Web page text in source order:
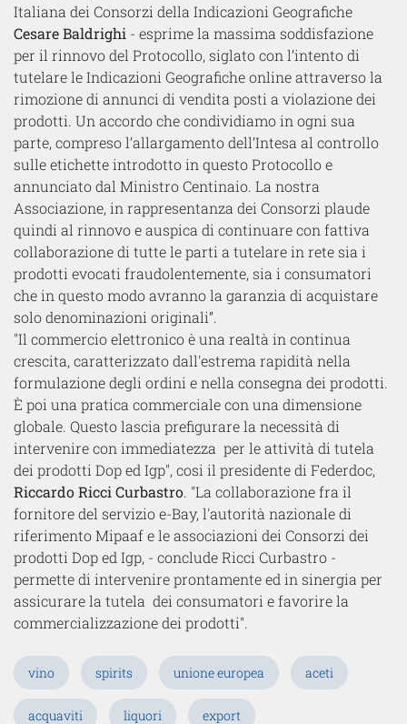
Italiana dei Consorzi della Indicazioni Geografiche
Cesare Baldrighi - esprime la massima soddisfazione
per il rinnovo del Protocollo, siglato con l’intento di
tutelare le Indicazioni Geografiche online attraverso la
rimozione di annunci di vendita posti a violazione dei
prodotti. Un accordo che condividiamo in ogni sua
parte, compreso l’allargamento dell’Intesa al controllo
sulle etichette introdotto in questo Protocollo e
annunciato dal Ministro Centinaio. La nostra
Associazione, in rappresentanza dei Consorzi plaude
quindi al rinnovo e auspica di continuare con fattiva
collaborazione di tutte le parti a tutelare in rete sia i
prodotti evocati fraudolentemente, sia i consumatori
che in questo modo avranno la garanzia di acquistare
solo denominazioni originali”.
"Il commercio elettronico è una realtà in continua
crescita, caratterizzato dall'estrema rapidità nella
formulazione degli ordini e nella consegna dei prodotti.
È poi una pratica commerciale con una dimensione
globale. Questo lascia prefigurare la necessità di
intervenire con immediatezza per le attività di tutela
dei prodotti Dop ed Igp", cosi il presidente di Federdoc,
Riccardo Ricci Curbastro. "La collaborazione fra il
fornitore del servizio e-Bay, l'autorità nazionale di
riferimento Mipaaf e le associazioni dei Consorzi dei
prodotti Dop ed Igp, - conclude Ricci Curbastro -
permette di intervenire prontamente ed in sinergia per
assicurare la tutela dei consumatori e favorire la
commercializzazione dei prodotti".​
vino spirits unione europea aceti
acquaviti liquori export